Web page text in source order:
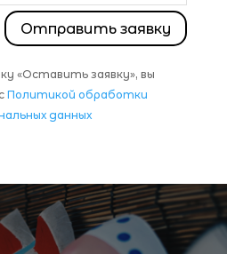
Отправить заявку
«Оставить заявку», вы
Политикой обработки
данных